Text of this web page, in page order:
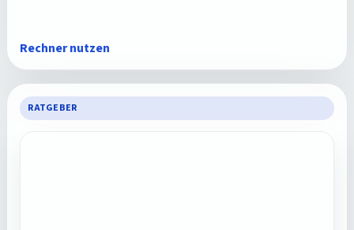
Rechner nutzen
RATGEBER